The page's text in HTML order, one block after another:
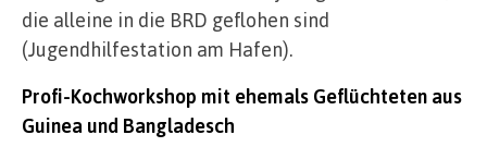
die alleine in die BRD geflohen sind
(Jugendhilfestation am Hafen).
Profi-Kochworkshop mit ehemals Geflüchteten aus
Guinea und Bangladesch